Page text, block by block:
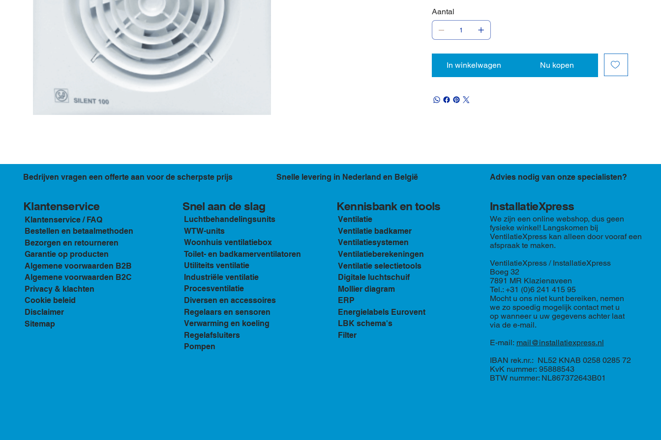
Aantal
In winkelwagen Nu kopen
Klantenservice
Klantenservice / FAQ
Bestellen en betaalmethoden
Bezorgen en retourneren
Garantie op producten
Algemene voorwaarden B2B
Algemene voorwaarden B2C
Privacy & klachten
Cookie beleid
Disclaimer
Sitemap
Bedrijven vragen een offerte aan voor de scherpste prijs Snelle levering in Nederland en België Advies nodig van onze specialisten?
Snel aan de slag
Luchtbehandelingsunits
WTW-units
Woonhuis ventilatiebox
Toilet- en badkamerventilatoren
Utiliteits ventilatie
Industriële ventilatie
Procesventilatie
Diversen en accessoires
Regelaars en sensoren
Verwarming en koeling
Regelafsluiters
Pompen
Kennisbank en tools
Ventilatie
Ventilatie badkamer
Ventilatiesystemen
Ventilatieberekeningen
Ventilatie selectietools
Digitale luchtschuif
Mollier diagram
ERP
Energielabels Eurovent
LBK schema's
Filter
We zijn een online webshop, dus geen
fysieke winkel! Langskomen bij
VentilatieXpress kan alleen door vooraf een
afspraak te maken.
VentilatieXpress / InstallatieXpress
Boeg 32
7891 MR Klazienaveen
Tel.: +31 (0)6 241 415 95
Mocht u ons niet kunt bereiken, nemen
we zo spoedig mogelijk contact met u
op wanneer u uw gegevens achter laat
via de e-mail.
E-mail: mail@installatiexpress.nl
IBAN rek.nr.: NL52 KNAB 0258 0285 72
KvK nummer: 95888543
BTW nummer: NL867372643B01
InstallatieXpress